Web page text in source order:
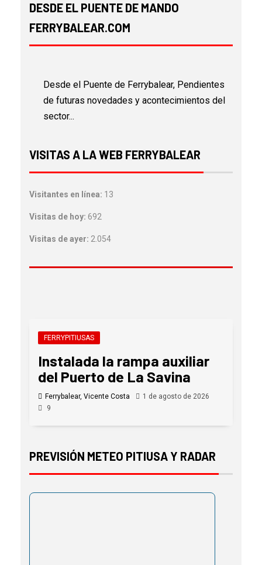
DESDE EL PUENTE DE MANDO
FERRYBALEAR.COM
Desde el Puente de Ferrybalear, Pendientes
de futuras novedades y acontecimientos del
sector...
VISITAS A LA WEB FERRYBALEAR
Visitantes en línea: 13
Visitas de hoy: 692
Visitas de ayer: 2.054
FERRYPITIUSAS
Instalada la rampa auxiliar
del Puerto de La Savina
Ferrybalear, Vicente Costa
1 de agosto de 2026
9
PREVISIÓN METEO PITIUSA Y RADAR